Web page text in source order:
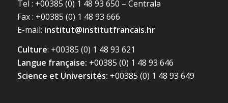
Tel : +00385 (0) 1 48 93 650 – Centrala
Fax : +00385 (0) 1 48 93 666
E-mail: institut@institutfrancais.hr
Culture: +00385 (0) 1 48 93 621
Langue française: +00385 (0) 1 48 93 646
Science et Universités: +00385 (0) 1 48 93 649